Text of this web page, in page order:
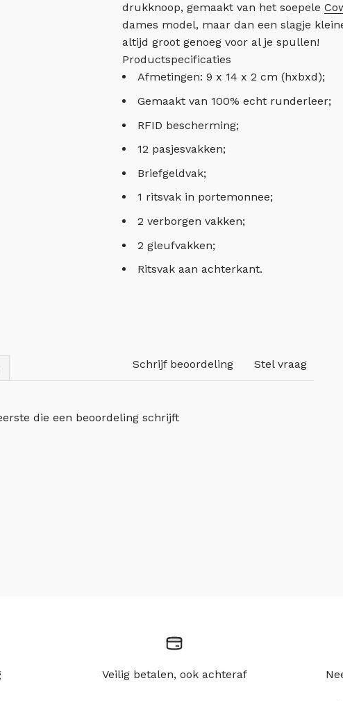
drukknoop, gemaakt van het soepele
dames model, maar dan een slagje
altijd groot genoeg voor al je spullen!
Productspecificaties
Afmetingen: 9 x 14 x 2 cm (hxbxd);
Gemaakt van 100% echt runderleer;
RFID bescherming;
12 pasjesvakken;
Briefgeldvak;
1 ritsvak in portemonnee;
2 verborgen vakken;
2 gleufvakken;
Ritsvak aan achterkant.
Schrijf beoordeling Stel vraag
die een beoordeling schrijft
Veilig betalen, ook achteraf